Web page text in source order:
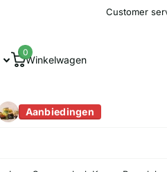
Customer
Winkelwagen
0
Aanbiedingen